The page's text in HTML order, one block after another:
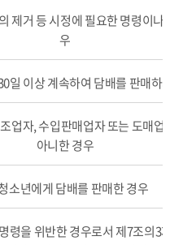
제거 등 시정에 필요한 명령이
우
일 이상 계속하여 담배를 판매하
업자, 수입판매업자 또는 도매
아니한 경우
소년에게 담배를 판매한 경우
령을 위반한 경우로서 제7조의3